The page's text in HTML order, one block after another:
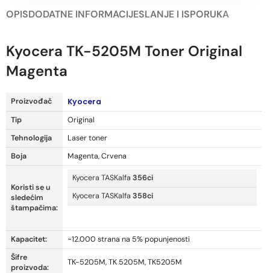
OPISDODATNE INFORMACIJESLANJE I ISPORUKA
Kyocera TK-5205M Toner Original
Magenta
Proizvođač Kyocera
Tip
Original
Tehnologija
Laser toner
Boja
Magenta, Crvena
Koristi se u
sledećim
štampačima:
Kyocera TASKalfa 356ci
Kyocera TASKalfa 358ci
Kapacitet:
~12.000 strana na 5% popunjenosti
Šifre
proizvoda:
TK-5205M, TK 5205M, TK5205M